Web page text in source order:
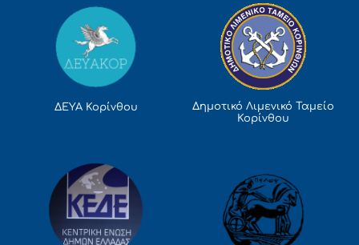
ΔΕΥΑ Κορίνθου
Δημοτικό Λιμενικό Ταμείο
Κορίνθου